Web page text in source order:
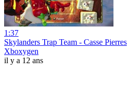
1:37
Skylanders Trap Team - Casse Pierres
Xboxygen
il y a 12 ans